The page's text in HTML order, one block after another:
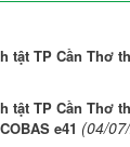
tật TP Cần Thơ
tật TP Cần Thơ
e41 (04/